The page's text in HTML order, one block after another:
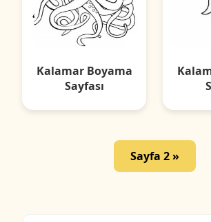
Kalamar Boyama
Sayfası
Sayfa 2 »